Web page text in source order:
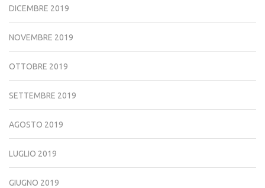
DICEMBRE 2019
NOVEMBRE 2019
OTTOBRE 2019
SETTEMBRE 2019
AGOSTO 2019
LUGLIO 2019
GIUGNO 2019